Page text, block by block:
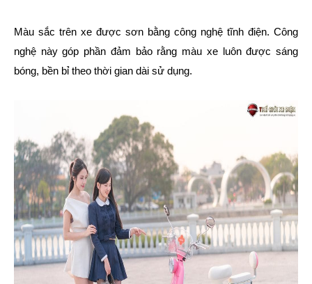
Màu sắc trên xe được sơn bằng công nghệ tĩnh điện. Công
nghệ này góp phần đảm bảo rằng màu xe luôn được sáng
bóng, bền bỉ theo thời gian dài sử dụng.